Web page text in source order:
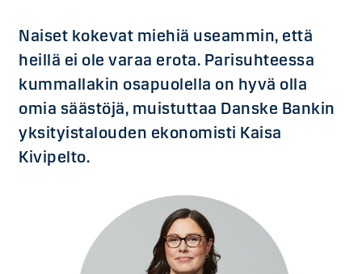
Naiset kokevat miehiä useammin, että
heillä ei ole varaa erota. Parisuhteessa
kummallakin osapuolella on hyvä olla
omia säästöjä, muistuttaa Danske Bankin
yksityistalouden ekonomisti Kaisa
Kivipelto.